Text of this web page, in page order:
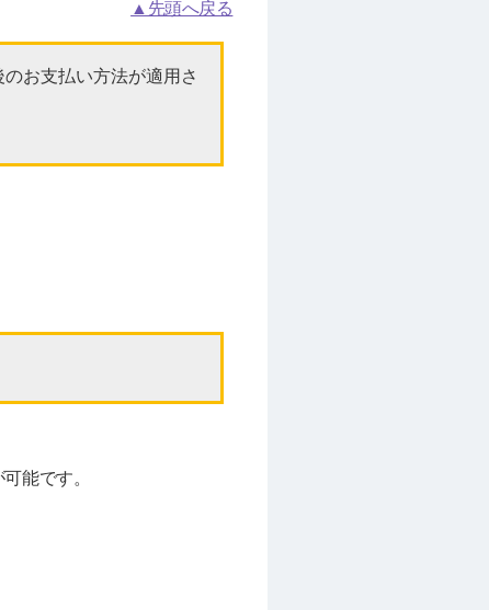
▲先頭へ戻る
お支払い方法が適用さ
能です。